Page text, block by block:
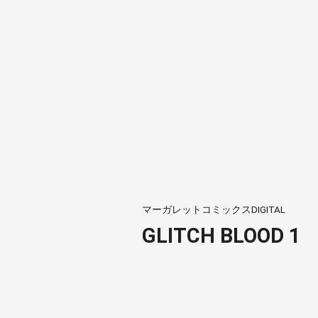
マーガレットコミックスDIGITAL
GLITCH BLOOD 1